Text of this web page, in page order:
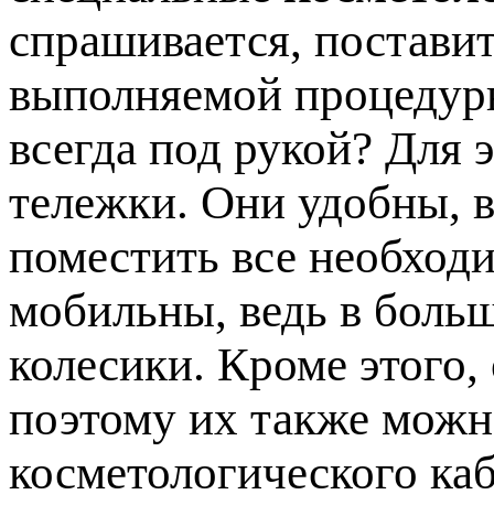
спрашивается,
выполняемой
всегда под рукой? Для
тележки. Они удобны,
поместить все
мобильны, ведь в
колесики. Кроме
поэтому их также
косметологического